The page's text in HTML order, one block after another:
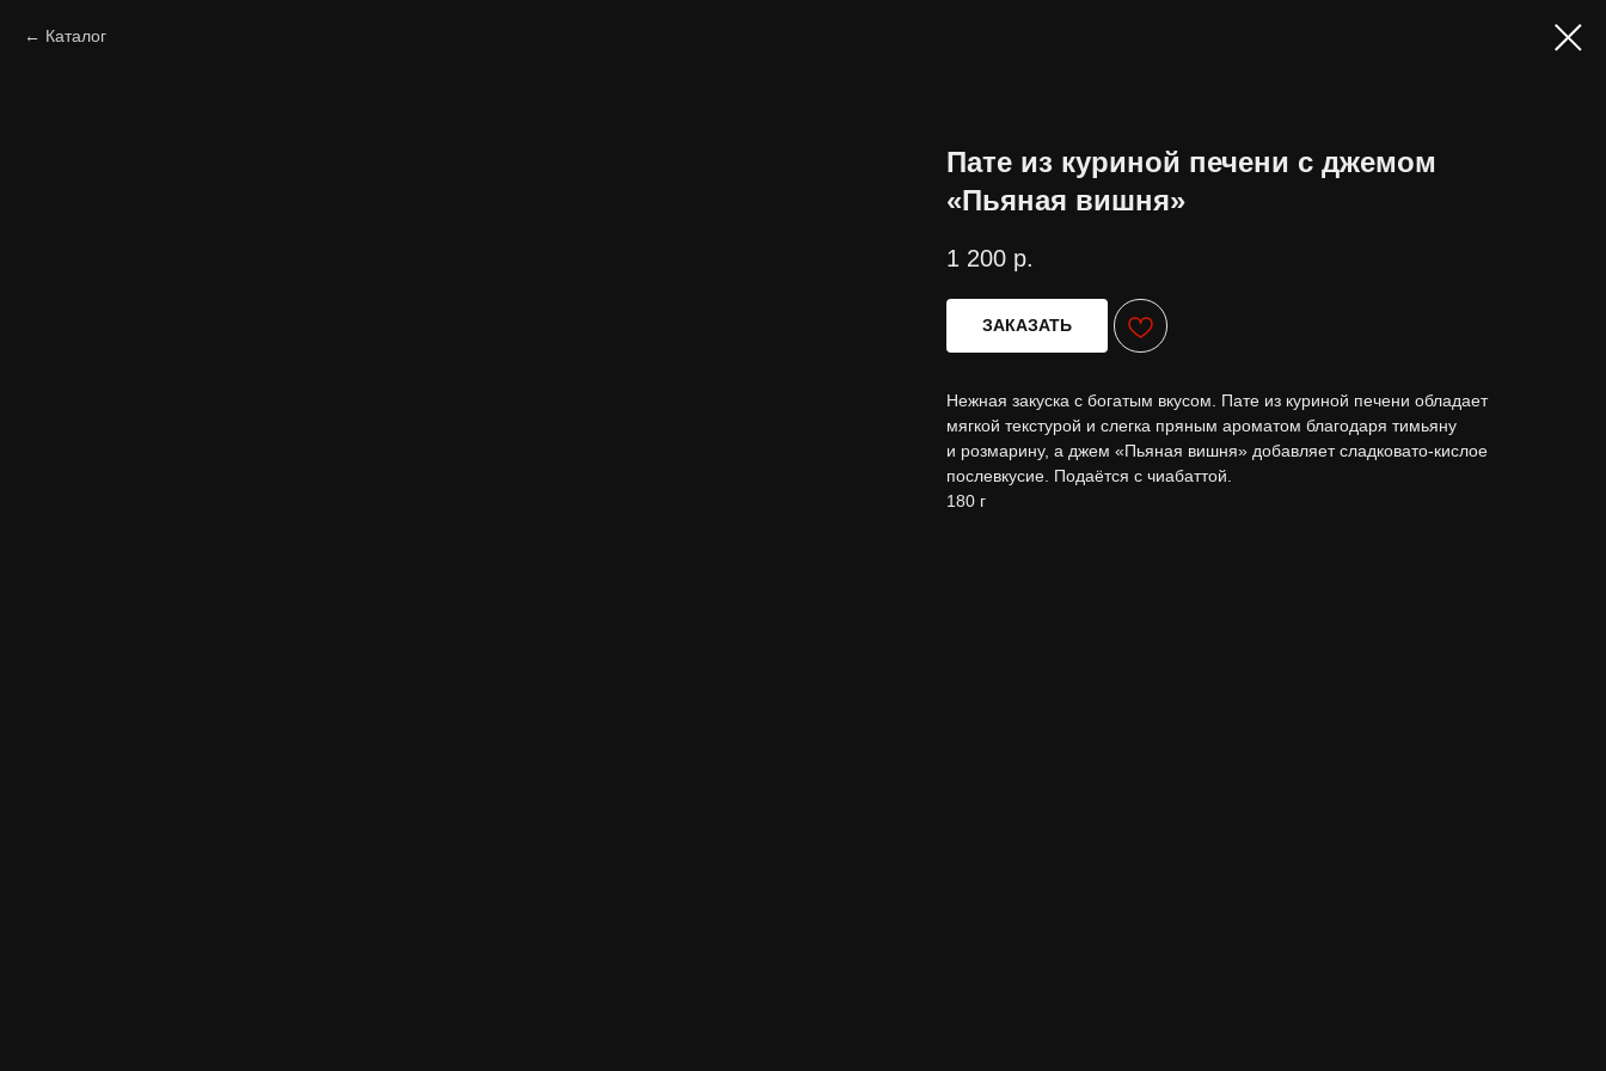
Каталог
Пате из куриной печени с джемом
«Пьяная вишня»
1 200 р.
ЗАКАЗАТЬ
Нежная закуска с богатым вкусом. Пате из куриной печени обладает
мягкой текстурой и слегка пряным ароматом благодаря тимьяну
и розмарину, а джем «Пьяная вишня» добавляет сладковато-кислое
послевкусие. Подаётся с чиабаттой.
180 г